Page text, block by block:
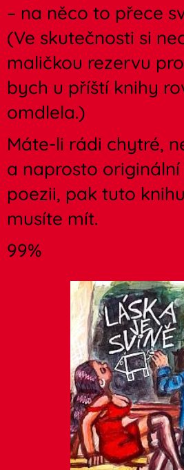
– na něco to přece
(Ve skutečnosti si
maličkou rezervu
bych u příští knihy
omdlela.)
Máte-li rádi chytré,
a naprosto
poezii, pak tuto
musíte mít.
99%